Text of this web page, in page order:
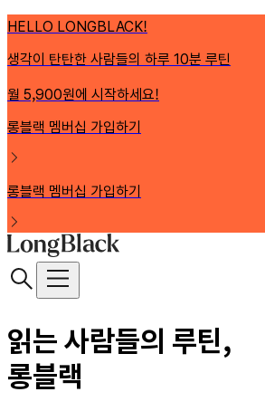
HELLO LONGBLACK!
생각이 탄탄한 사람들의 하루 10분 루틴
월 5,900원에 시작하세요!
롱블랙 멤버십 가입하기
롱블랙 멤버십 가입하기
읽는 사람들의 루틴,
롱블랙